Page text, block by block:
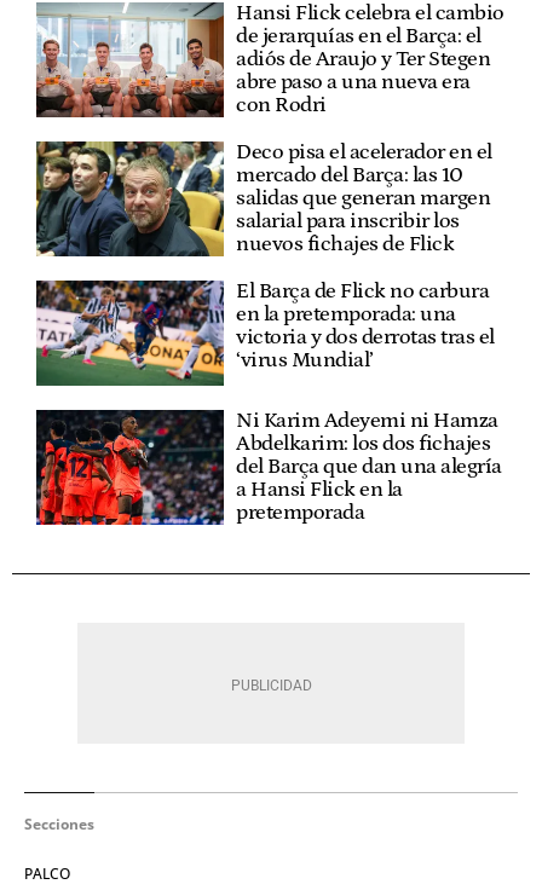
Hansi Flick celebra el cambio
de jerarquías en el Barça: el
adiós de Araujo y Ter Stegen
abre paso a una nueva era
con Rodri
Deco pisa el acelerador en el
mercado del Barça: las 10
salidas que generan margen
salarial para inscribir los
nuevos fichajes de Flick
El Barça de Flick no carbura
en la pretemporada: una
victoria y dos derrotas tras el
‘virus Mundial’
Ni Karim Adeyemi ni Hamza
Abdelkarim: los dos fichajes
del Barça que dan una alegría
a Hansi Flick en la
pretemporada
Secciones
PALCO